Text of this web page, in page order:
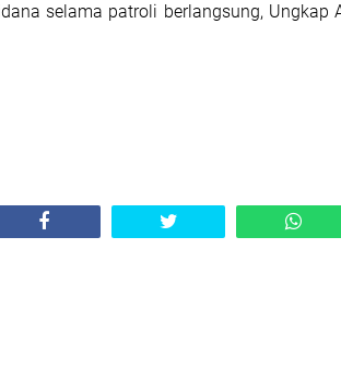
selama patroli berlangsung, Ungkap